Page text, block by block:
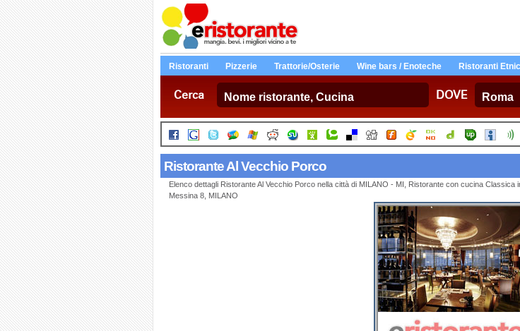
Ristoranti Pizzerie Trattorie/Osterie Wine bars / Enoteche Ristoranti
Cerca DOVE
Ristorante Al Vecchio Porco
Elenco dettagli Ristorante Al Vecchio Porco nella città di MILANO - MI, Ristorante con cucina Classica
Messina 8, MILANO